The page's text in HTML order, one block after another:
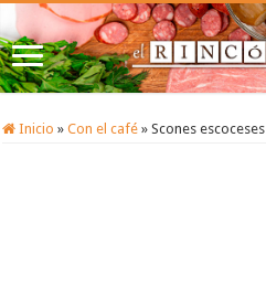
Inicio » Con el café » Scones escoceses